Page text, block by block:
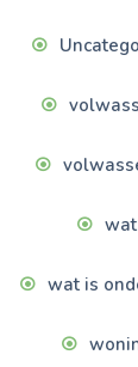
wat
wat is